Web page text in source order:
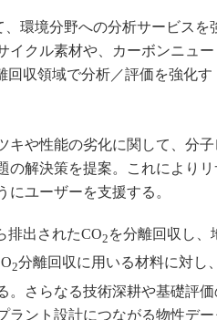
環境分野への分析サービスを
イクル素材や、カーボンニュー
回収領域で分析／評価を強化す
や性能の劣化に関して、分子
の解決策を提案。これによりリ
ユーザーを支援する。
排出されたCO2 を分離回収し、
2分離回収に用いる材料に対し、
。さらなる技術深耕や基礎評価
ラント設計につながる物性デー